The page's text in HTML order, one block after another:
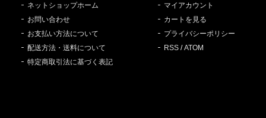
ネットショップホーム
お問い合わせ
お支払い方法について
配送方法・送料について
特定商取引法に基づく表記
マイアカウント
カートを見る
プライバシーポリシー
RSS /ATOM